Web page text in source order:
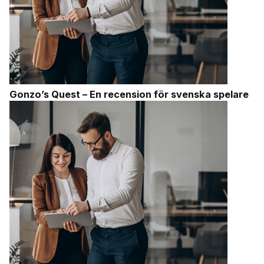
Gonzo’s Quest – En recension för svenska spelare